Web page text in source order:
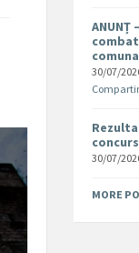
30/07/
30/07/
MORE